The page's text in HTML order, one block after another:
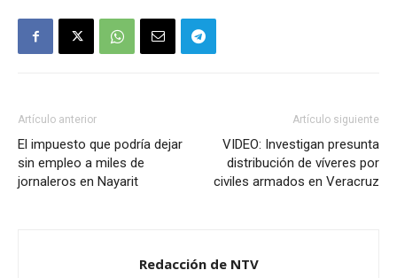
Artículo anterior
El impuesto que podría dejar
sin empleo a miles de
jornaleros en Nayarit
Artículo siguiente
VIDEO: Investigan presunta
distribución de víveres por
civiles armados en Veracruz
Redacción de NTV